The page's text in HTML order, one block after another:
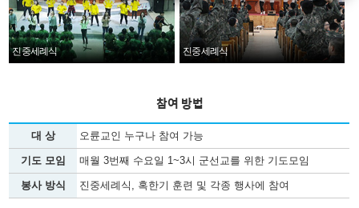
진중세례식 진중세례식
참여 방법
대 상 오륜교인 누구나 참여 가능
기도 모임 매월 3번째 수요일 1~3시 군선교를 위한 기도모임
봉사 방식 진중세례식, 혹한기 훈련 및 각종 행사에 참여